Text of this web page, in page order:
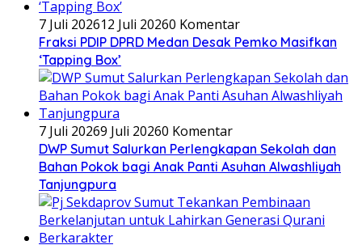
7 Juli 202612 Juli 20260 Komentar
Fraksi PDIP DPRD Medan Desak Pemko Masifkan
‘Tapping Box’
7 Juli 20269 Juli 20260 Komentar
DWP Sumut Salurkan Perlengkapan Sekolah dan
Bahan Pokok bagi Anak Panti Asuhan Alwashliyah
Tanjungpura